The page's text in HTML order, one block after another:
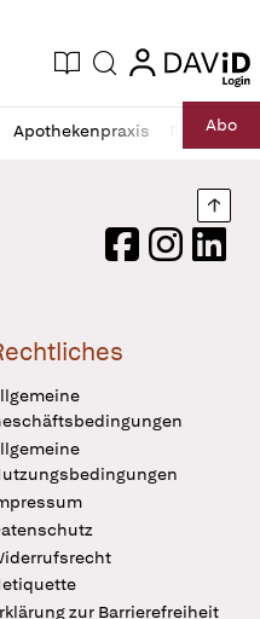
Aktuelle Ausgabe
Suche login
login
Apothekenpraxis RechtAbo
FacebookInstagram
zur Barrierefreiheit